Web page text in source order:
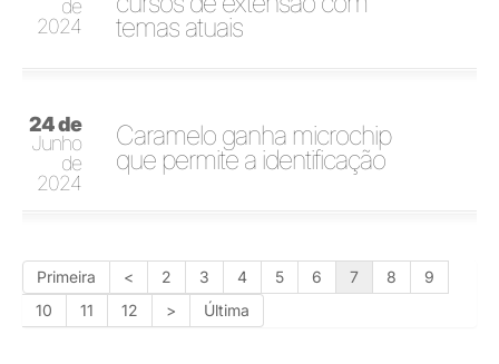
de
2024
temas atuais
24 de
Junho
de
2024
Caramelo ganha microchip
que permite a identificação
Primeira < 2 3 4 5 6 7 8
9
10
11 12 > Última